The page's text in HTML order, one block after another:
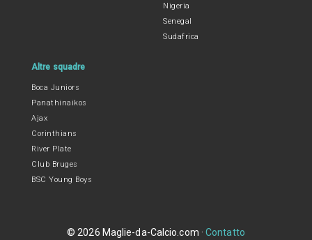
Nigeria
Senegal
Sudafrica
Altre squadre
Boca Juniors
Panathinaikos
Ajax
Corinthians
River Plate
Club Bruges
BSC Young Boys
© 2026 Maglie-da-Calcio.com ·Contatto